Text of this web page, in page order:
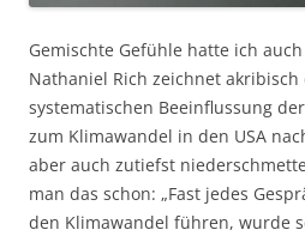
Gemischte Gefühle hatte ich auch
Nathaniel Rich zeichnet
systematischen Beeinflussung
zum Klimawandel in den USA
aber auch zutiefst
man das schon: „Fast jedes
den Klimawandel führen, wurde